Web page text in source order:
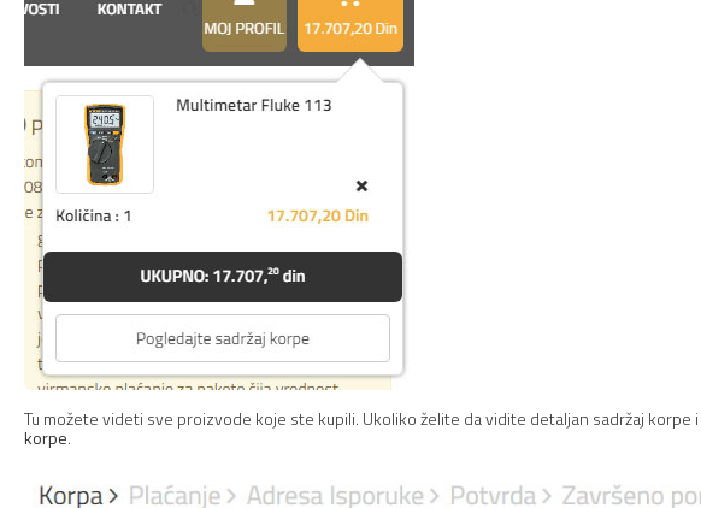
Tu možete videti sve proizvode koje ste kupili. Ukoliko želite da vidite detaljan sadržaj
korpe.